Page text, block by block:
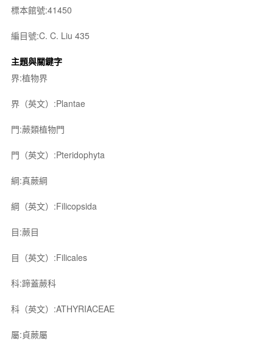
標本館號:41450
編目號:C. C. Liu 435
主題與關鍵字
界:植物界
界（英文）:Plantae
門:蕨類植物門
門（英文）:Pteridophyta
綱:真蕨綱
綱（英文）:Filicopsida
目:蕨目
目（英文）:Filicales
科:蹄蓋蕨科
科（英文）:ATHYRIACEAE
屬:貞蕨屬